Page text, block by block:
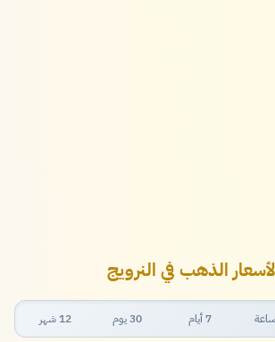
الذهب في النرويج
7 أيام 30 يوم 12 شهر